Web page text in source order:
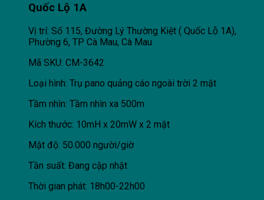
Quốc Lộ 1A
Vị trí: Số 115, Đường Lý Thường Kiệt ( Quốc Lộ 1A),
Phường 6, TP Cà Mau, Cà Mau
Mã SKU: CM-3642
Loại hình: Trụ pano quảng cáo ngoài trời 2 mặt
Tầm nhìn: Tầm nhìn xa 500m
Kích thước: 10mH x 20mW x 2 mặt
Mật độ: 50.000 người/giờ
Tần suất: Đang cập nhật
Thời gian phát: 18h00-22h00